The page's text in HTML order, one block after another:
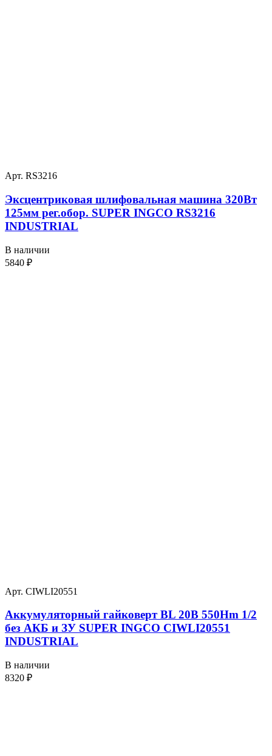
Арт. RS3216
Эксцентриковая шлифовальная машина 320Вт
125мм рег.обор. SUPER INGCO RS3216
INDUSTRIAL
В наличии
5840 ₽
Арт. CIWLI20551
Аккумуляторный гайковерт BL 20В 550Hm 1/2
без АКБ и ЗУ SUPER INGCO CIWLI20551
INDUSTRIAL
В наличии
8320 ₽